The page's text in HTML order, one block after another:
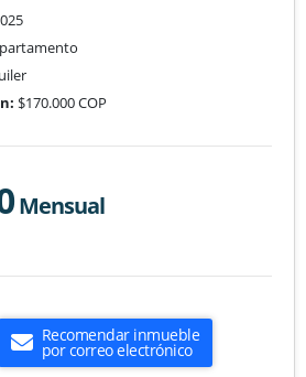
$170.000 COP
Mensual
Recomendar inmueble
por correo electrónico